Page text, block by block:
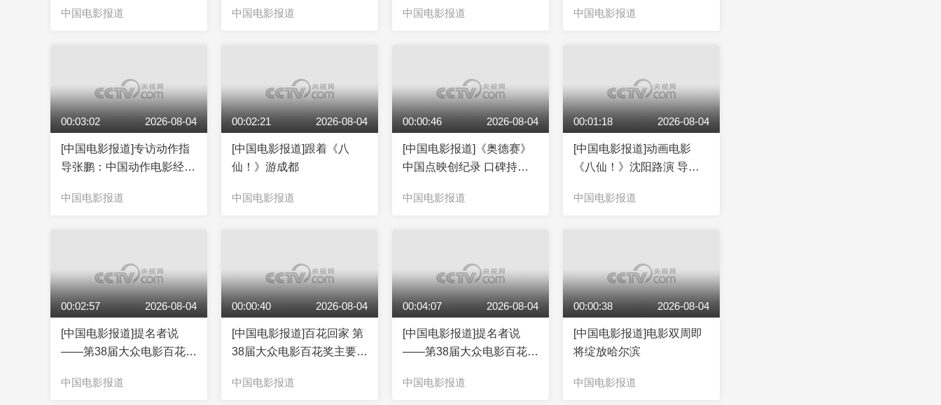
中国电影报道
中国电影报道
中国电影报道
中国电影报道
00:03:02 2026-08-04
[中国电影报道]专访动作指
导张鹏：中国动作电影经验
中国电影报道
00:02:21 2026-08-04
[中国电影报道]跟着《八
仙！》游成都
中国电影报道
00:00:46 2026-08-04
[中国电影报道]《奥德赛》
中国点映创纪录 口碑持续
中国电影报道
00:01:18 2026-08-04
[中国电影报道]动画电影
《八仙！》沈阳路演 导演
中国电影报道
00:02:57 2026-08-04
[中国电影报道]提名者说
——第38届大众电影百花奖
中国电影报道
00:00:40 2026-08-04
[中国电影报道]百花回家 第
38届大众电影百花奖主要活
中国电影报道
00:04:07 2026-08-04
[中国电影报道]提名者说
——第38届大众电影百花奖
中国电影报道
00:00:38 2026-08-04
[中国电影报道]电影双周即
将绽放哈尔滨
中国电影报道